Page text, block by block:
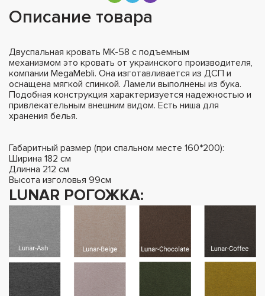
Описание товара
Двуспальная кровать МК-58 с подъемным
механизмом это кровать от украинского производителя,
компании MegaMebli. Она изготавливается из ДСП и
оснащена мягкой спинкой. Ламели выполнены из бука.
Подобная конструкция характеризуется надежностью и
привлекательным внешним видом. Есть ниша для
хранения белья.
Габаритный размер (при спальном месте 160*200):
Ширина 182 см
Длинна 212 см
Высота изголовья 99см
LUNAR РОГОЖКА: